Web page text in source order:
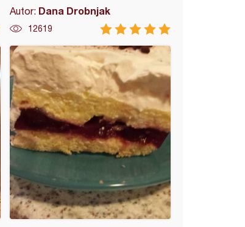
Autor: Dana Drobnjak
12619